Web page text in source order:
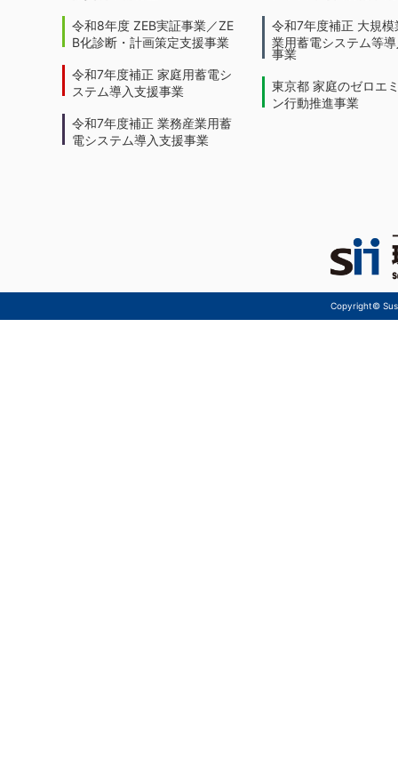
令和8年度 ZEB実証事業／ZE
B化診断・計画策定支援事業
令和7年度補正 家庭用蓄電シ
ステム導入支援事業
令和7年度補正 業務産業用蓄
電システム導入支援事業
令和7年度補正 大規模
業用蓄電システム等
事業
東京都 家庭のゼロエ
ン行動推進事業
Copyright©